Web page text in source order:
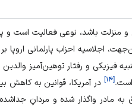
و منزلت باشد، نوعی فعالیت است
اجلاسیه احزاب پارلمانی اروپا
فیزیکی و رفتار توهین‌‏آمیز والدین
است.[۱۴] در آمریکا، قوانین به کاهش
مادر واگذار شده و مردانِ